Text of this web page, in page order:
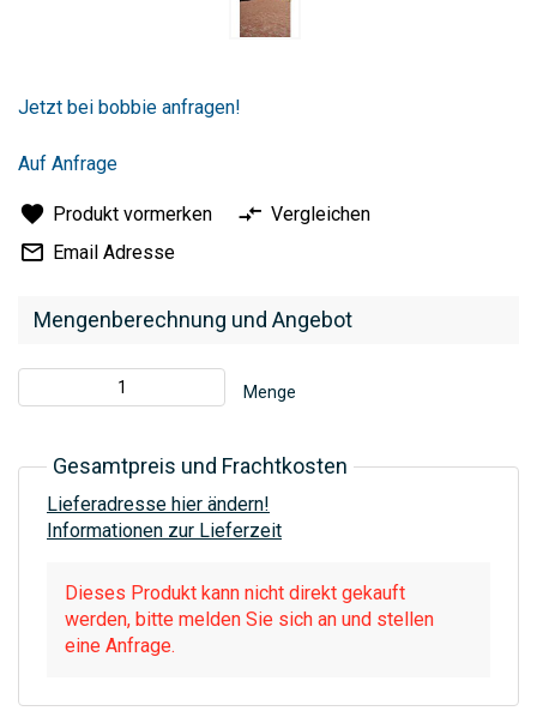
der
springen
Mengenberechnung und Angebot
Menge
Gesamtpreis und Frachtkosten
Lieferadresse hier ändern!
Informationen zur Lieferzeit
Dieses Produkt kann nicht direkt gekauft
werden, bitte melden Sie sich an und stellen
eine Anfrage.
Jetzt bei bobbie anfragen!
Auf Anfrage
Produkt vormerken
Vergleichen
Email Adresse